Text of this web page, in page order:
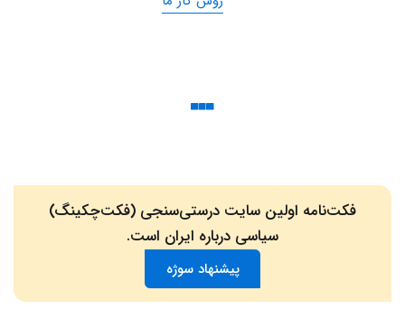
فکت‌نامه اولین سایت درستی‌سنجی (فکت‌چکینگ)
سیاسی درباره ایران است.
پیشنهاد سوژه